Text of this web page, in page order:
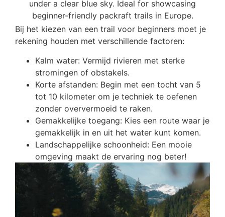
Bij het kiezen van een trail voor beginners moet je
rekening houden met verschillende factoren:
Kalm water: Vermijd rivieren met sterke
stromingen of obstakels.
Korte afstanden: Begin met een tocht van 5
tot 10 kilometer om je techniek te oefenen
zonder oververmoeid te raken.
Gemakkelijke toegang: Kies een route waar je
gemakkelijk in en uit het water kunt komen.
Landschappelijke schoonheid: Een mooie
omgeving maakt de ervaring nog beter!